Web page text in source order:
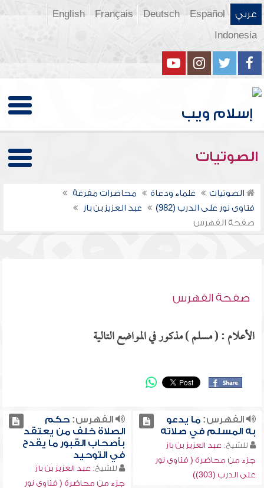
عربي Español
Deutsch
Français
English
Indonesia
الصوتيات
الصوتيات علماء ودعاة
محاضرات مفرغة
فتاوى نور على الدرب (982)
عبد العزيز بن باز
صفحة الفهرس
صفحة الفهرس
الأعلام : ( مسلم ) مذكور في المواضع التالية
الفهرس:ما يدعو
به المسلم في صلاته
للشيخ: عبد العزيز بن باز
جزء من محاضرة ( فتاوى نور
على الدرب (303))
الفهرس:حكم
الصلاة خلف من يعتقد
بأصحاب القبور ما يقدح
في التوحيد
للشيخ: عبد العزيز بن باز
جزء من محاضرة ( فتاوى نور